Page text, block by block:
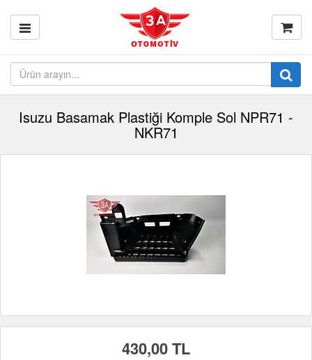
Isuzu Basamak Plastiği Komple Sol NPR71 -
NKR71
430,00 TL